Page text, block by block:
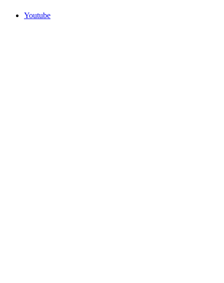
Youtube